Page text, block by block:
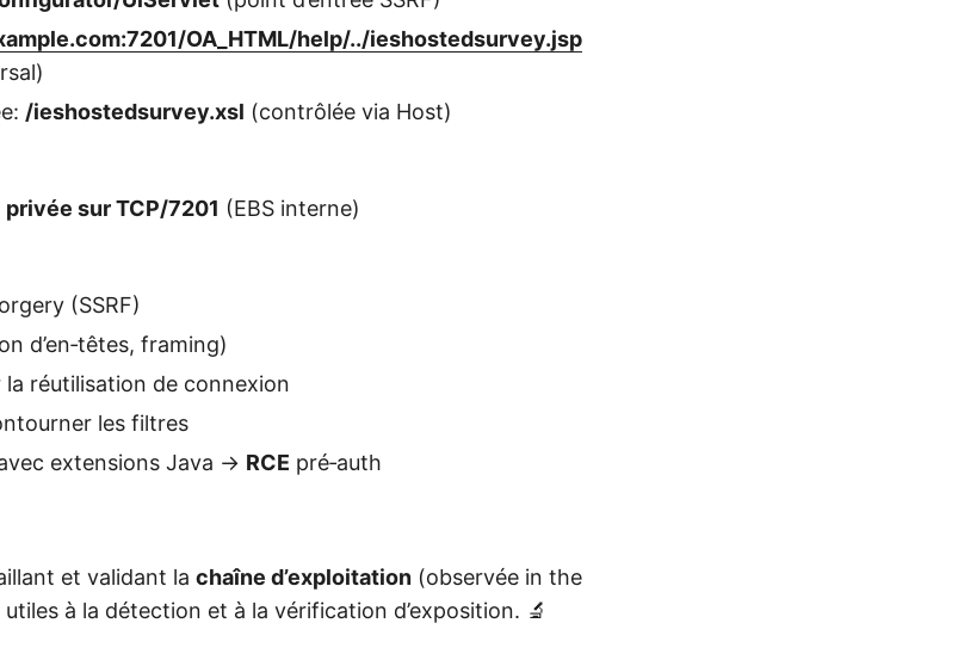
OA_HTML/help/../ieshostedsurvey.jsp
/ieshostedsurvey.xsl (contrôlée via Host)
privée sur TCP/7201 (EBS interne)
(SSRF)
d’en‑têtes, framing)
la réutilisation de connexion
les filtres
extensions Java → RCE pré‑auth
et validant la chaîne d’exploitation (observée in the
à la détection et à la vérification d’exposition. 🔬